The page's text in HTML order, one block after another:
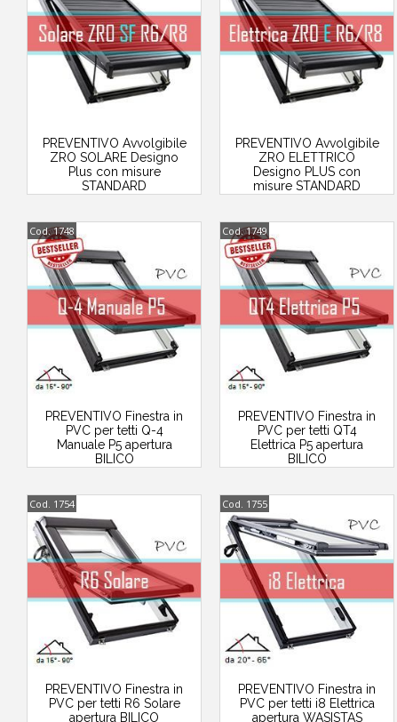
PREVENTIVO Avvolgibile
ZRO SOLARE Designo
Plus con misure
STANDARD
PREVENTIVO Avvolgibile
ZRO ELETTRICO
Designo PLUS con
misure STANDARD
Cod. 1748
PREVENTIVO Finestra in
PVC per tetti Q-4
Manuale P5 apertura
BILICO
Cod. 1749
PREVENTIVO Finestra in
PVC per tetti QT4
Elettrica P5 apertura
BILICO
Cod. 1754
PREVENTIVO Finestra in
PVC per tetti R6 Solare
apertura BILICO
Cod. 1755
PREVENTIVO Finestra in
PVC per tetti i8 Elettrica
apertura WASISTAS